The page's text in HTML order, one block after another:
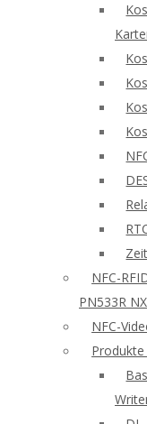
NFC-
PN533R
NFC-